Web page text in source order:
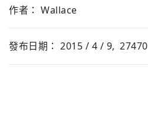
作者： Wallace
發布日期： 2015 / 4 / 9, 27470